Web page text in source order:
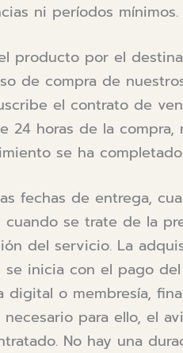
ni períodos mínimos.
producto por el
de compra de
el contrato de
24 horas de la
se ha
fechas de entrega,
se trate de la
del servicio. La
se inicia con el pago
digital o membresía,
para ello, el
No hay una